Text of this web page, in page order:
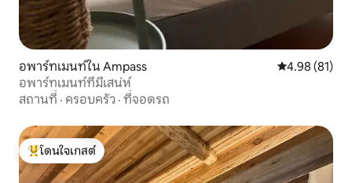
อพาร์ทเมนท์ใน Ampass คะแนนเฉลี่ย
4.98 (81)
อพาร์ทเมนท์ที่มีเสน่ห์
สถานที่ · ครอบครัว · ที่จอดรถ
โดนใจเกสต์ที่สุด
โดนใจเกสต์